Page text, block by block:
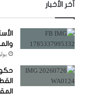
آخر الأخبار
يوليو